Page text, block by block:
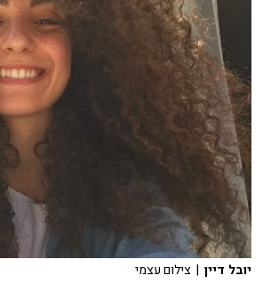
יובל דיין | צילום עצמי